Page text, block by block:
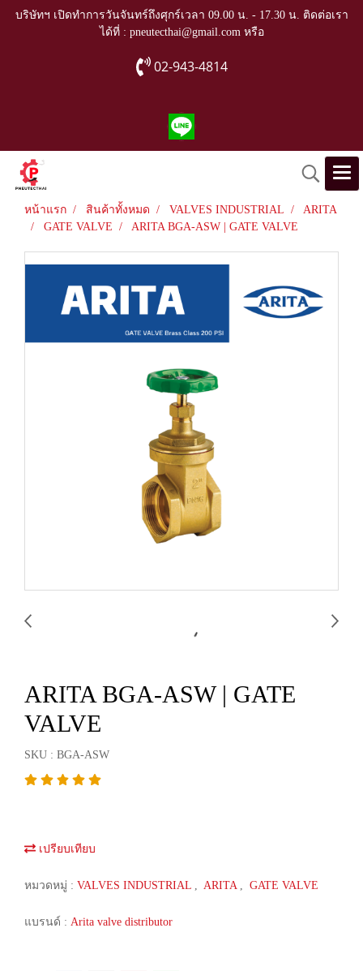
บริษัทฯ เปิดทำการวันจันทร์ถึงศุกร์เวลา 09.00 น. - 17.30 น. ติดต่อเรา
ได้ที่ : pneutecthai@gmail.com หรือ
02-943-4814
หน้าแรก สินค้าทั้งหมด VALVES INDUSTRIAL
ARITA
GATE VALVE
ARITA BGA-ASW | GATE VALVE
ARITA BGA-ASW | GATE
VALVE
SKU : BGA-ASW
เปรียบเทียบ
หมวดหมู่ : VALVES INDUSTRIAL , ARITA , GATE VALVE
แบรนด์ : Arita valve distributor